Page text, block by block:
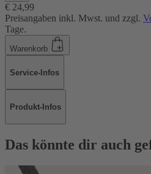
€ 24,99
Preisangaben inkl. Mwst. und zzgl.
Tage.
Warenkorb
Service-Infos
Produkt-Infos
Das könnte dir auch